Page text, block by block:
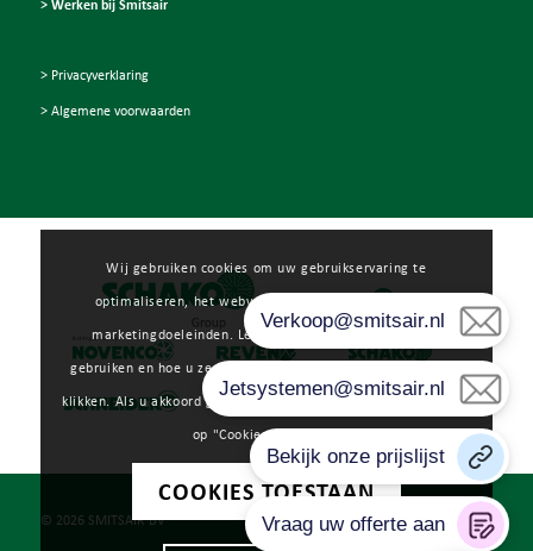
> Werken bij Smitsair
> Privacyverklaring
> Algemene voorwaarden
© 2026 SMITSAIR BV
Wij gebruiken cookies om uw gebruikservaring te
optimaliseren, het webverkeer te analyseren en voor
marketingdoeleinden. Lees meer over hoe wij cookies
gebruiken en hoe u ze kunt beheren door op "Voorkeuren" te
klikken. Als u akkoord gaat met ons gebruik van cookies, klikt u
op "Cookies toestaan".
COOKIES TOESTAAN